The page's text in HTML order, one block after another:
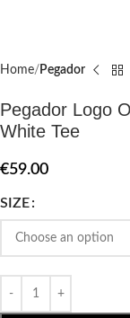
Home Pegador​
Pegador Logo
White Tee
€59.00
SIZE